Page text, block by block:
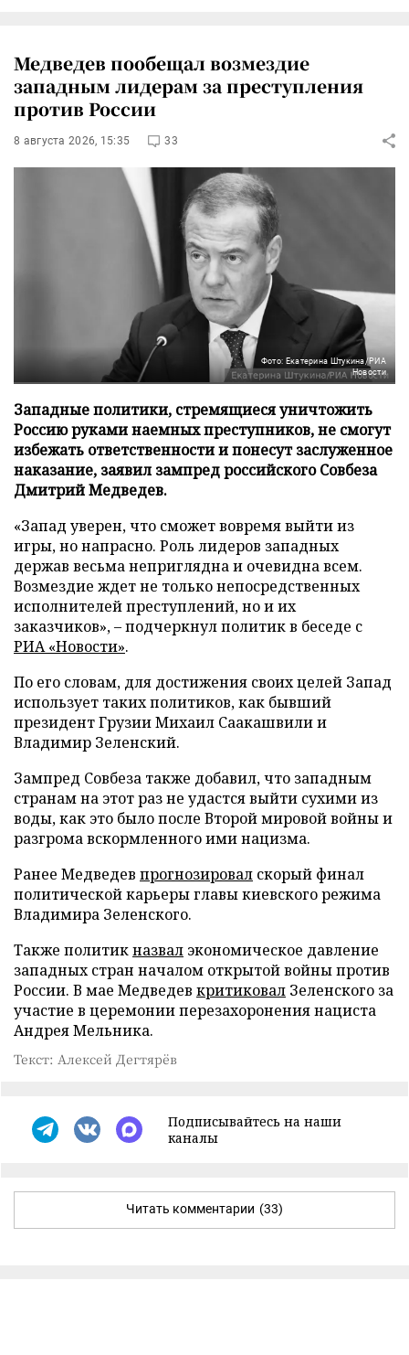
Медведев пообещал возмездие
западным лидерам за преступления
против России
8 августа 2026, 15:35 33
Фото: Екатерина Штукина/РИА
Новости
Западные политики, стремящиеся уничтожить
Россию руками наемных преступников, не смогут
избежать ответственности и понесут заслуженное
наказание, заявил зампред российского Совбеза
Дмитрий Медведев.
«Запад уверен, что сможет вовремя выйти из
игры, но напрасно. Роль лидеров западных
держав весьма неприглядна и очевидна всем.
Возмездие ждет не только непосредственных
исполнителей преступлений, но и их
заказчиков», – подчеркнул политик в беседе с
РИА «Новости».
По его словам, для достижения своих целей Запад
использует таких политиков, как бывший
президент Грузии Михаил Саакашвили и
Владимир Зеленский.
Зампред Совбеза также добавил, что западным
странам на этот раз не удастся выйти сухими из
воды, как это было после Второй мировой войны и
разгрома вскормленного ими нацизма.
Ранее Медведев прогнозировал скорый финал
политической карьеры главы киевского режима
Владимира Зеленского.
Также политикназвал экономическое давление
западных стран началом открытой войны против
России. В мае Медведев критиковал Зеленского за
участие в церемонии перезахоронения нациста
Андрея Мельника.
Текст: Алексей Дегтярёв
Подписывайтесь на наши
каналы
Читать комментарии (33)